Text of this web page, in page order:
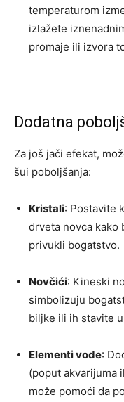
temperaturom
izlažete
promaje ili izvora
Dodatna
Za još jači efekat,
šui poboljšanja:
Kristali: Postavite
drveta novca kako
privukli bogatstvo.
Novčići: Kineski
simbolizuju
biljke ili ih stavite
Elementi vode:
(poput akvarijuma
može pomoći da